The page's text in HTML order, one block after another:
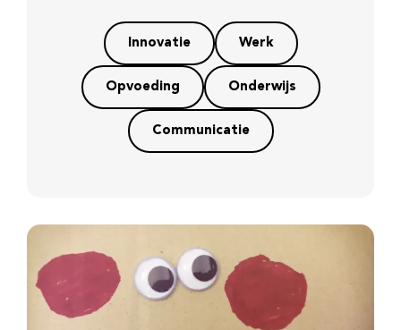
Innovatie Werk
Opvoeding Onderwijs
Communicatie